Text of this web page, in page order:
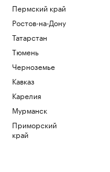
Пермский край
Ростов-на-Дону
Татарстан
Тюмень
Черноземье
Кавказ
Карелия
Мурманск
Приморский
край